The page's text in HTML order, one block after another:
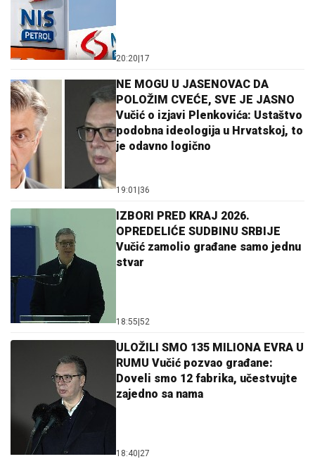
20:20 17
NE MOGU U JASENOVAC DA
POLOŽIM CVEĆE, SVE JE JASNO
Vučić o izjavi Plenkovića: Ustaštvo
podobna ideologija u Hrvatskoj, to
je odavno logično
19:01 36
IZBORI PRED KRAJ 2026.
OPREDELIĆE SUDBINU SRBIJE
Vučić zamolio građane samo jednu
stvar
18:55 52
ULOŽILI SMO 135 MILIONA EVRA U
RUMU Vučić pozvao građane:
Doveli smo 12 fabrika, učestvujte
zajedno sa nama
18:40 27